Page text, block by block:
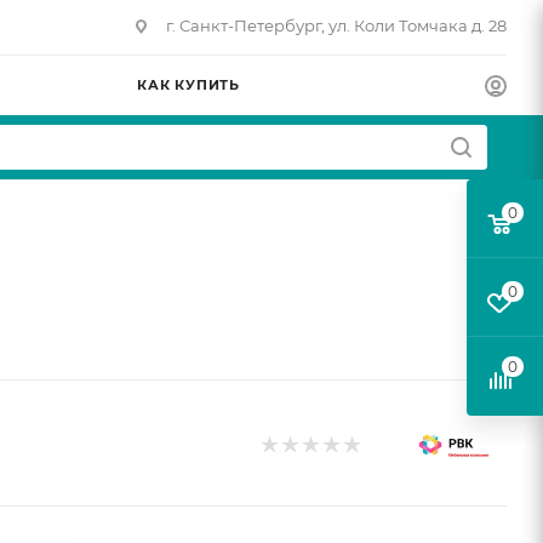
г. Санкт-Петербург, ул. Коли Томчака д. 28
КАК КУПИТЬ
0
0
0